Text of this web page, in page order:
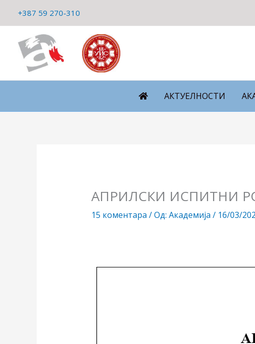
+387 59 270-310
АКТУЕЛНОСТИ
АПРИЛСКИ ИСПИТНИ
15 коментара / Од: Академија / 16/03/